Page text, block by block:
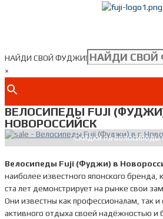
НАЙДИ СВОЙ ФУДЖИ!
×
ВЕЛОСИПЕДЫ FUJI
НОВОРОССИЙСК
Скидки на
Велосипеды Fuji (Фуджи) в
наиболее известного японского бренда,
ста лет демонстрирует на рынке свои
Они известны как профессионалам, так
активного отдыха своей надёжностью и